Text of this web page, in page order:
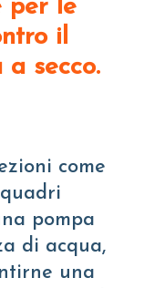
il
secco.
pompa
di acqua,
una